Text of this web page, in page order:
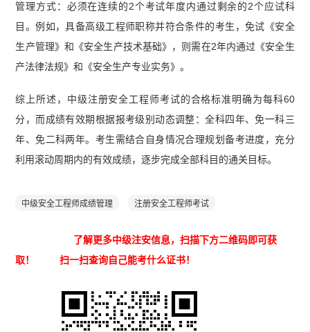
管理方式：必须在连续的2个考试年度内通过剩余的2个应试科
目。例如，具备高级工程师职称并符合条件的考生，免试《安全
生产管理》和《安全生产技术基础》，则需在2年内通过《安全生
产法律法规》和《安全生产专业实务》。
综上所述，中级注册安全工程师考试的合格标准明确为每科60
分，而成绩有效期根据报考级别动态调整：全科四年、免一科三
年、免二科两年。考生需结合自身情况合理规划备考进度，充分
利用滚动周期内的有效成绩，逐步完成全部科目的通关目标。
中级安全工程师成绩管理 注册安全工程师考试
了解更多中级注安信息，扫描下方二维码即可获
取！ 扫一扫查询自己能考什么证书！